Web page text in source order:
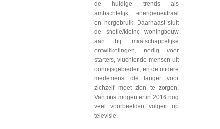
de huidige trends als
ambachtelijk, energieneutraal
en hergebruik. Daarnaast sluit
de snelle/kleine woningbouw
aan bij maatschappelijke
ontwikkelingen, nodig voor
starters, vluchtende mensen uit
oorlogsgebieden, en de oudere
medemens die langer voor
zichzelf moet zien te zorgen.
Van ons mogen er in 2016 nog
veel voorbeelden volgen op
televisie.